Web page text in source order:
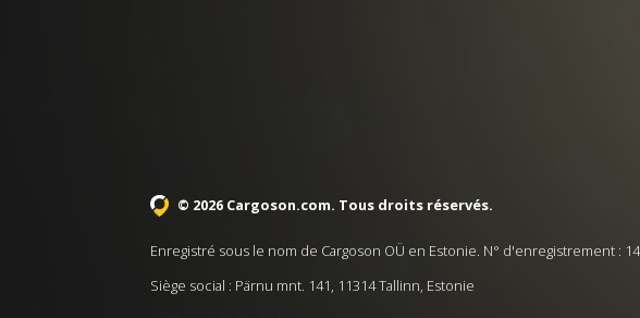
© 2026 Cargoson.com. Tous droits réservés.
Enregistré sous le nom de Cargoson OÜ en Estonie. N° d'enregistrement :
Siège social : Pärnu mnt. 141, 11314 Tallinn, Estonie